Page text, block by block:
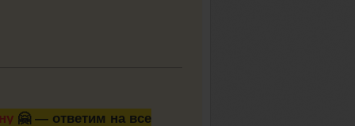
🤗 — ответим на все